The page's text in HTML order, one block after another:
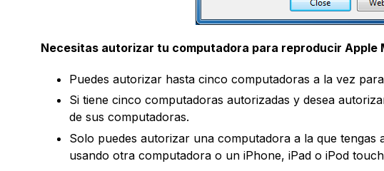
Necesitas autorizar tu computadora para reproducir Apple
Puedes autorizar hasta cinco computadoras a la vez
Si tiene cinco computadoras autorizadas y desea
de sus computadoras.
Solo puedes autorizar una computadora a la que
usando otra computadora o un iPhone, iPad o iPod